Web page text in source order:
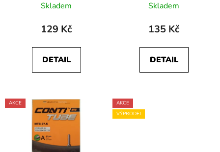
Skladem
129 Kč
DETAIL
Skladem
135 Kč
DETAIL
AKCE
AKCE
VÝPRODEJ